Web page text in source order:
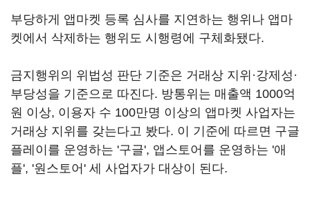
부당하게 앱마켓 등록 심사를 지연하는 행위나 앱마
켓에서 삭제하는 행위도 시행령에 구체화됐다.
금지행위의 위법성 판단 기준은 거래상 지위·강제성·
부당성을 기준으로 따진다. 방통위는 매출액 1000억
원 이상, 이용자 수 100만명 이상의 앱마켓 사업자는
거래상 지위를 갖는다고 봤다. 이 기준에 따르면 구글
플레이를 운영하는 '구글', 앱스토어를 운영하는 '애
플', '원스토어' 세 사업자가 대상이 된다.